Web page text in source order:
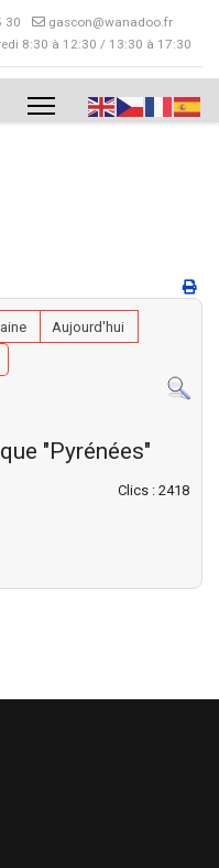
30
gascon@wanadoo.fr
8:30 à 12:30 / 13:30 à 17:30
Aujourd'hui
"Pyrénées"
Clics : 2418